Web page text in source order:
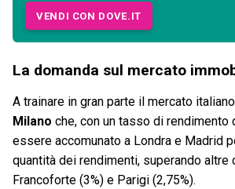
VENDI CON DOVE.IT
La domanda sul mercato
A trainare in gran parte il mercato
Milano che, con un tasso di rendimento
essere accomunato a Londra e Madrid
quantità dei rendimenti, superando altre
Francoforte (3%) e Parigi (2,75%).